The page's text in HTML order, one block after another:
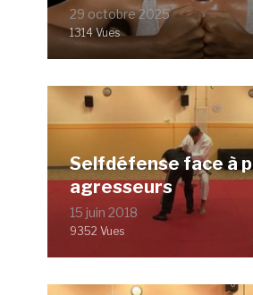
29 octobre 2025
1314 Vues
Selfdéfense face à
agresseurs
15 juin 2018
9352 Vues